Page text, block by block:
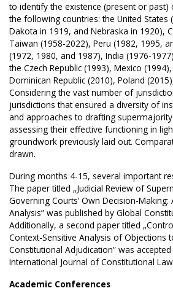
to identify the existence (present or
the following countries: the United States
Dakota in 1919, and Nebraska in 1920),
Taiwan (1958-2022), Peru (1982, 1995,
(1972, 1980, and 1987), India (1976-
the Czech Republic (1993), Mexico
Dominican Republic (2010), Poland
Considering the vast number of
jurisdictions that ensured a diversity of
and approaches to drafting
assessing their effective functioning in
groundwork previously laid out.
drawn.
During months 4-15, several important
The paper titled „Judicial Review of
Governing Courts’ Own Decision-Making:
Analysis” was published by Global
Additionally, a second paper titled
Context-Sensitive Analysis of Objections
Constitutional Adjudication” was
International Journal of Constitutional
Academic Conferences